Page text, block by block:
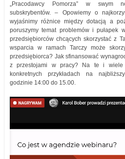
„Pracodawcy Pomorza” w swym
subskrybentów. – Opowiemy o
wyjaśnimy różnice między dotacją a
poruszymy temat problemów i pułapek
przedsiębiorców chcących skorzystać z
wsparcia w ramach Tarczy może
przedsiębiorca? Jak sfinansować
z przestojami w pracy? Na te i wiele
konkretnych przykładach na
godzinie 14:00 do 15.00.